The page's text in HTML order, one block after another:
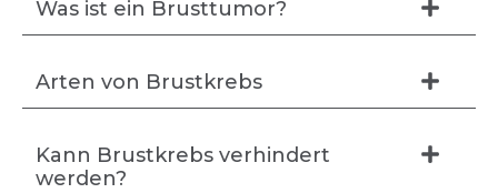
Was ist ein Brusttumor?
Arten von Brustkrebs
Kann Brustkrebs verhindert
werden?